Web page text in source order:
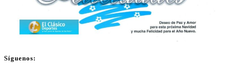
Síguenos: